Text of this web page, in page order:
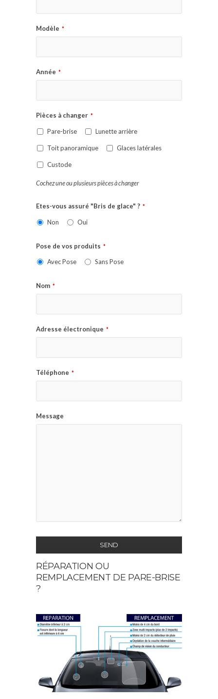
Modèle *
Année *
Pièces à changer *
Pare-brise Lunette arrière
Toit panoramique Glaces latérales
Custode
Cochez une ou plusieurs pièces à changer
Etes-vous assuré "Bris de glace" ? *
Non Oui
Pose de vos produits *
Avec Pose Sans Pose
Nom *
Adresse électronique *
Téléphone *
Message
SEND
This
field
should
left
blank
RÉPARATION OU
REMPLACEMENT DE PARE-BRISE
?